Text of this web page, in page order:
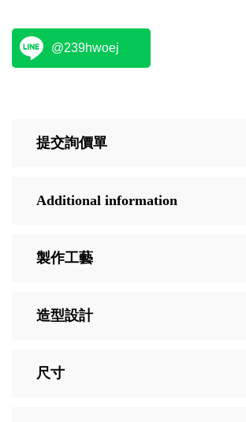
@239hwoej
提交詢價單
Additional information
製作工藝
造型設計
尺寸